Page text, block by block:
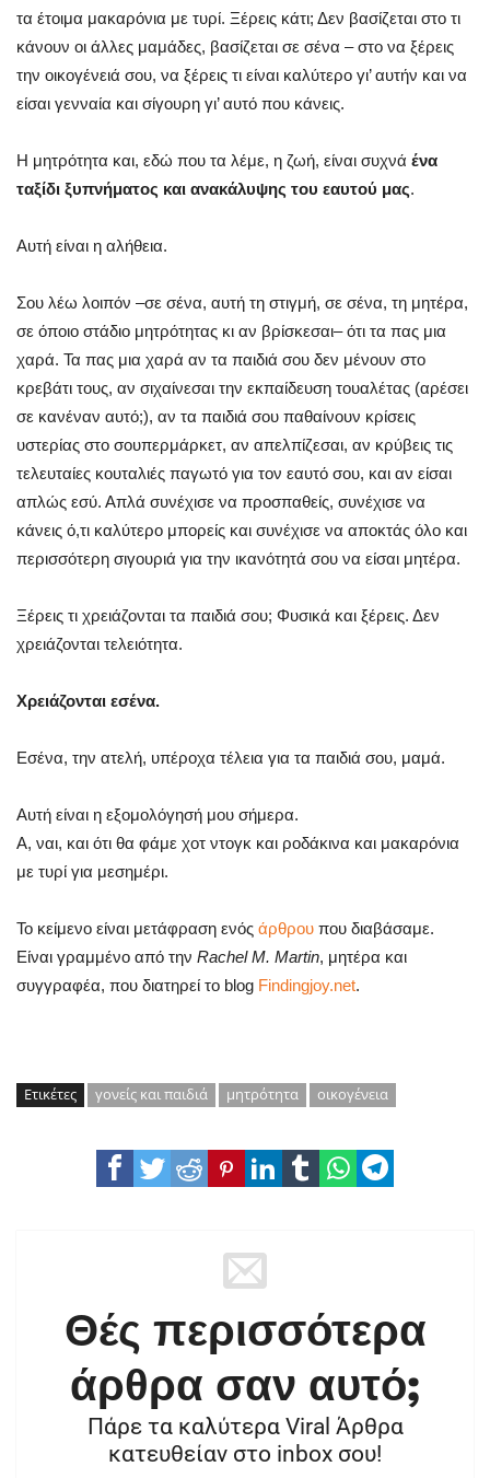
τα έτοιμα μακαρόνια με τυρί. Ξέρεις κάτι; Δεν βασίζεται στο τι
κάνουν οι άλλες μαμάδες, βασίζεται σε σένα – στο να ξέρεις
την οικογένειά σου, να ξέρεις τι είναι καλύτερο γι’ αυτήν και να
είσαι γενναία και σίγουρη γι’ αυτό που κάνεις.
Η μητρότητα και, εδώ που τα λέμε, η ζωή, είναι συχνά ένα
ταξίδι ξυπνήματος και ανακάλυψης του εαυτού μας.
Αυτή είναι η αλήθεια.
Σου λέω λοιπόν –σε σένα, αυτή τη στιγμή, σε σένα, τη μητέρα,
σε όποιο στάδιο μητρότητας κι αν βρίσκεσαι– ότι τα πας μια
χαρά. Τα πας μια χαρά αν τα παιδιά σου δεν μένουν στο
κρεβάτι τους, αν σιχαίνεσαι την εκπαίδευση τουαλέτας (αρέσει
σε κανέναν αυτό;), αν τα παιδιά σου παθαίνουν κρίσεις
υστερίας στο σουπερμάρκετ, αν απελπίζεσαι, αν κρύβεις τις
τελευταίες κουταλιές παγωτό για τον εαυτό σου, και αν είσαι
απλώς εσύ. Απλά συνέχισε να προσπαθείς, συνέχισε να
κάνεις ό,τι καλύτερο μπορείς και συνέχισε να αποκτάς όλο και
περισσότερη σιγουριά για την ικανότητά σου να είσαι μητέρα.
Ξέρεις τι χρειάζονται τα παιδιά σου; Φυσικά και ξέρεις. Δεν
χρειάζονται τελειότητα.
Χρειάζονται εσένα.
Εσένα, την ατελή, υπέροχα τέλεια για τα παιδιά σου, μαμά.
Αυτή είναι η εξομολόγησή μου σήμερα.
Α, ναι, και ότι θα φάμε χοτ ντογκ και ροδάκινα και μακαρόνια
με τυρί για μεσημέρι.
Το κείμενο είναι μετάφραση ενός άρθρου που διαβάσαμε.
Είναι γραμμένο από την Rachel M. Martin, μητέρα και
συγγραφέα, που διατηρεί το blog Findingjoy.net.
Ετικέτες γονείς και παιδιά μητρότητα οικογένεια
Θές περισσότερα
άρθρα σαν αυτό;
Πάρε τα καλύτερα Viral Άρθρα
κατευθείαν στο inbox σου!